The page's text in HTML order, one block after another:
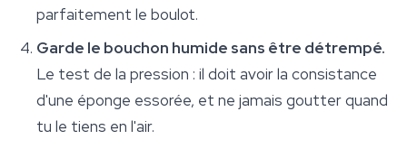
parfaitement le boulot.
Garde le bouchon humide sans être détrempé.
Le test de la pression : il doit avoir la consistance
d'une éponge essorée, et ne jamais goutter quand
tu le tiens en l'air.